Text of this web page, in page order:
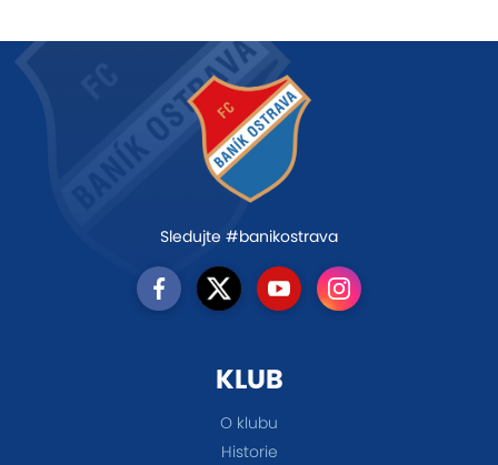
Sledujte #banikostrava
KLUB
O klubu
Historie